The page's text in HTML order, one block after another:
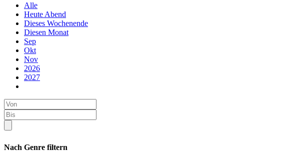
Alle
Heute Abend
Dieses Wochenende
Diesen Monat
Sep
Okt
Nov
2026
2027
Nach Genre filtern